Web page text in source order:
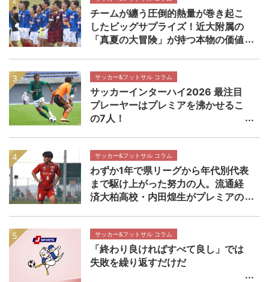
チームが纏う圧倒的熱量が巻き起こ
したビッグサプライズ！近大附属の
「真夏の大冒険」が持つ本物の価値
サッカー&フットサル コラム
サッカーインターハイ2026 最注目
プレーヤーはプレミアを沸かせるこ
の7人！
サッカー&フットサル コラム
わずか1年で県リーグから年代別代表
まで駆け上がった努力の人。流通経
済大柏高校・内田煌生がプレミアの
×帝京長岡高校マッチレビュー
サッカー&フットサル コラム
「終わり良ければすべて良し」では
失敗を繰り返すだけだ